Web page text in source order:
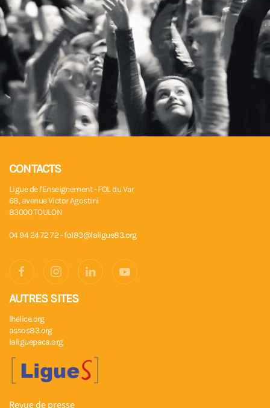
CONTACTS
Ligue de l'Enseignement - FOL du Var
68, avenue Victor Agostini
83000 TOULON
04 94 24 72 72 -fol83@laligue83.org
AUTRES SITES
lhelice.org
assos83.org
laliguepaca.org
Revue de presse